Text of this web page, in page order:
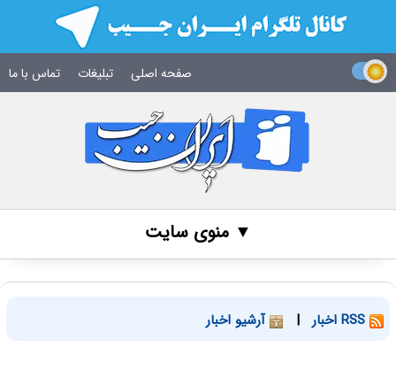
صفحه اصلی تبلیغات تماس با ما
▼ منوی سایت
| آرشیو اخبار